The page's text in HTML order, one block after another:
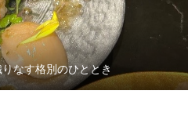
なす格別のひととき